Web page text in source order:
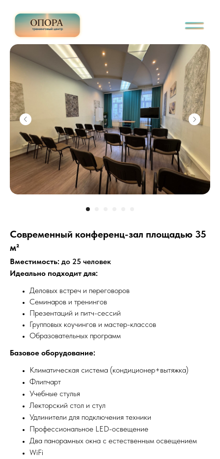
Современный конференц-зал площадью 35
м²
Вместимость: до 25 человек
Идеально подходит для:
Деловых встреч и переговоров
Семинаров и тренингов
Презентаций и питч-сессий
Групповых коучингов и мастер-классов
Образовательных программ
Базовое оборудование:
Климатическая система (кондиционер+вытяжка)
Флипчарт
Учебные стулья
Лекторский стол и стул
Удлинители для подключения техники
Профессиональное LED-освещение
Два панорамных окна с естественным освещением
WiFi